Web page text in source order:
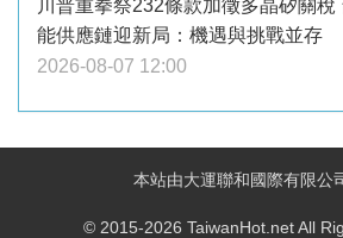
川普重拳祭232條款加徵多晶矽關稅
能供應鏈迎新局：機遇與挑戰並存
2026-08-07 12:00
本站由大運聯和國際有限公
© 2015-2026 TaiwanHot.net All